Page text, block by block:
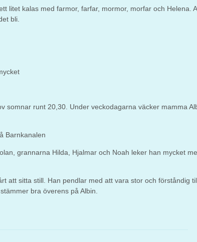
litet kalas med farmor, farfar, mormor, morfar och Helena.
bli.
somnar runt 20,30. Under veckodagarna väcker mamma
Barnkanalen
grannarna Hilda, Hjalmar och Noah leker han mycket
att sitta still. Han pendlar med att vara stor och förståndig
bra överens på Albin.